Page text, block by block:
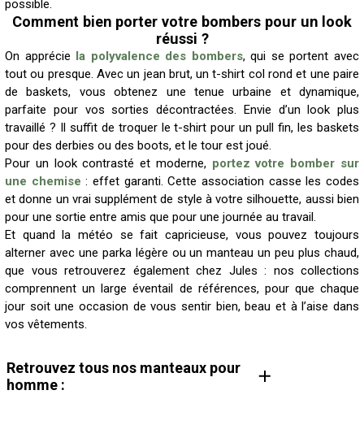
possible.
Comment bien porter votre bombers pour un look
réussi ?
On apprécie la polyvalence des bombers, qui se portent avec
tout ou presque. Avec un jean brut, un t-shirt col rond et une paire
de baskets, vous obtenez une tenue urbaine et dynamique,
parfaite pour vos sorties décontractées. Envie d’un look plus
travaillé ? Il suffit de troquer le t-shirt pour un pull fin, les baskets
pour des derbies ou des boots, et le tour est joué.
Pour un look contrasté et moderne, portez votre bomber sur
une chemise : effet garanti. Cette association casse les codes
et donne un vrai supplément de style à votre silhouette, aussi bien
pour une sortie entre amis que pour une journée au travail.
Et quand la météo se fait capricieuse, vous pouvez toujours
alterner avec une parka légère ou un manteau un peu plus chaud,
que vous retrouverez également chez Jules : nos collections
comprennent un large éventail de références, pour que chaque
jour soit une occasion de vous sentir bien, beau et à l’aise dans
vos vêtements.
Retrouvez tous nos manteaux pour
homme :